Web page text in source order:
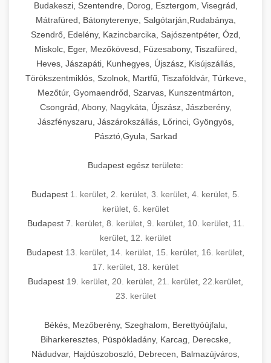
Budakeszi, Szentendre, Dorog, Esztergom, Visegrád,
Mátrafüred, Bátonyterenye, Salgótarján,Rudabánya,
Szendrő, Edelény, Kazincbarcika, Sajószentpéter, Ózd,
Miskolc, Eger, Mezőkövesd, Füzesabony, Tiszafüred,
Heves, Jászapáti, Kunhegyes, Újszász, Kisújszállás,
Törökszentmiklós, Szolnok, Martfű, Tiszaföldvár, Túrkeve,
Mezőtúr, Gyomaendrőd, Szarvas, Kunszentmárton,
Csongrád, Abony, Nagykáta, Újszász, Jászberény,
Jászfényszaru, Jászárokszállás, Lőrinci, Gyöngyös,
Pásztó,Gyula, Sarkad
Budapest egész területe:
Budapest 1. kerület 2. kerület 3. kerület 4. kerület 5.
kerület 6. kerület
Budapest 7. kerület, 8. kerület, 9. kerület, 10. kerület, 11.
kerület 12. kerület
Budapest 13. kerület 14. kerület 15. kerület 16. kerület
17. kerület 18. kerület
Budapest 19. kerület 20. kerület 21. kerület 22.kerület
23. kerület
Békés, Mezőberény, Szeghalom, Berettyóújfalu,
Biharkeresztes, Püspökladány, Karcag, Derecske,
Nádudvar, Hajdúszoboszló, Debrecen, Balmazújváros,